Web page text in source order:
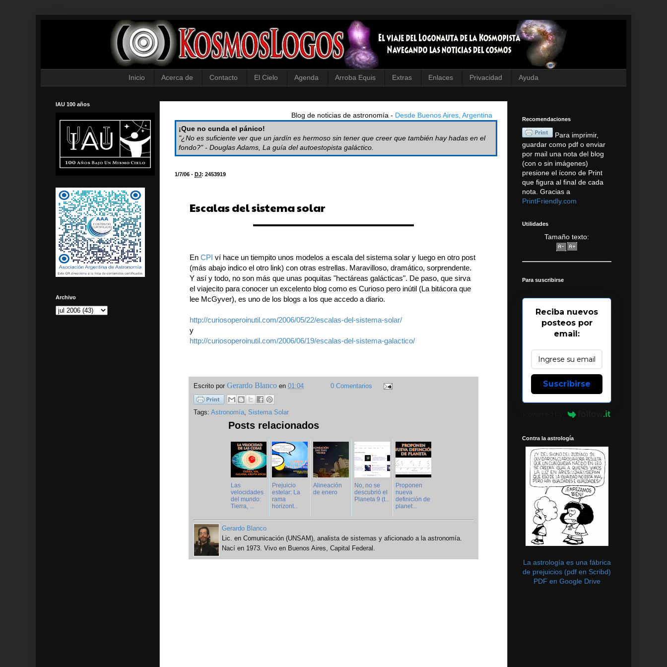
Inicio Acerca de Contacto El Cielo Agenda Arroba Equis Extras Enlaces Privacidad Ayuda
Blog de noticias de astronomía - Desde Buenos Aires, Argentina
¡Que no cunda el pánico!
"¿No es suficiente ver que un jardín es hermoso sin tener que creer que también hay hadas en el
fondo?" - Douglas Adams, La guía del autoestopista galáctico.
1/7/06 - DJ: 2453919
Escalas del sistema solar
En CPI ví hace un tiempito unos modelos a escala del sistema solar y luego en otro post
(más abajo indico el otro link) con otras estrellas. Maravilloso, dramático, sorprendente.
Y así y todo, no son más que unas poquitas "hectáreas galácticas". De paso, que sirva
el viajecito para conocer un excelento blog como es Curioso pero inútil (La bitácora que
lee McGyver), es uno de los blogs a los que accedo a diario.
http://curiosoperoinutil.com/2006/05/22/escalas-del-sistema-solar/
y
http://curiosoperoinutil.com/2006/06/19/escalas-del-sistema-galactico/
Escrito por Gerardo Blanco en 01:04 0 Comentarios
Tags: Astronomía, Sistema Solar
Posts relacionados
Las
velocidades
del mundo:
Tierra, ...
Prejuicio
estelar: La
rama
horizont...
Alineación
de enero
No, no se
descubrió el
Planeta 9 (t...
Proponen
nueva
definición de
planet...
Gerardo Blanco
Lic. en Comunicación (UNSAM), analista de sistemas y aficionado a la astronomía.
Nací en 1973. Vivo en Buenos Aires, Capital Federal.
IAU 100 años
Archivo
Recomendaciones
Para imprimir,
guardar como pdf o enviar
por mail una nota del blog
(con o sin imágenes)
presione el ícono de Print
que figura al final de cada
nota. Gracias a
PrintFriendly.com
Utilidades
Tamaño texto:
Para suscribirse
Reciba nuevos
posteos por
email:
Suscribirse
Contra la astrología
La astrología es una fábrica
de prejuicios (pdf en Scribd)
PDF en Google Drive